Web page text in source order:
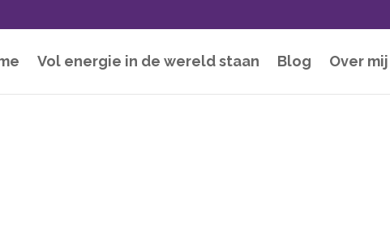
Vol energie in de wereld staan Blog Over mij